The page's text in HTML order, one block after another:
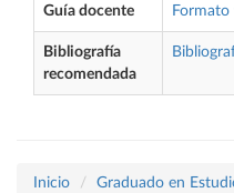
Guía docente Formato
Bibliografía
recomendada
Inicio
Graduado en